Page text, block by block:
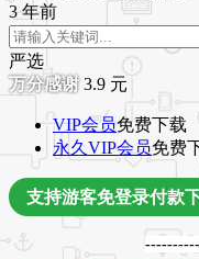
3 年前
严选
3.9 元
VIP会员免费下载
永久VIP会员免费
支持游客免登录付款